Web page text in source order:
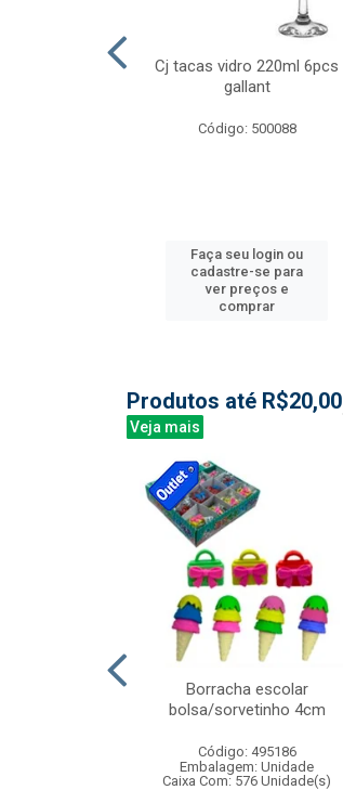
Cj tacas vidro 220ml 6pcs
gallant
Código: 500088
Faça seu login ou
cadastre-se para
ver preços e
comprar
Produtos até R$20,00
Veja mais
Borracha escolar
bolsa/sorvetinho 4cm
Código: 495186
Embalagem: Unidade
Caixa Com: 576 Unidade(s)